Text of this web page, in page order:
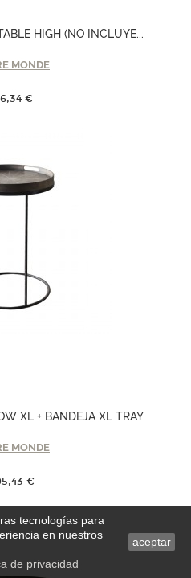
HIGH (NO INCLUYE...
MONDE
€
XL + BANDEJA XL TRAY
MONDE
€
tecnologías para
en nuestros
de privacidad
aceptar